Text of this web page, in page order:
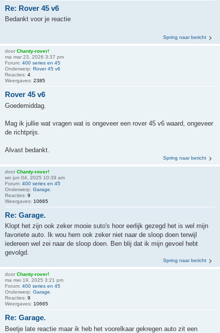
Re: Rover 45 v6
Bedankt voor je reactie
Spring naar bericht
door Chanty-rover!
ma mar 23, 2026 3:37 pm
Forum: 400 series en 45
Onderwerp: Rover 45 v6
Reacties: 4
Weergaves: 2385
Rover 45 v6
Goedemiddag.
Mag ik jullie wat vragen wat is ongeveer een rover 45 v6 waard, ongeveer
de richtprijs.
Alvast bedankt.
Spring naar bericht
door Chanty-rover!
wo jun 04, 2025 10:39 am
Forum: 400 series en 45
Onderwerp: Garage.
Reacties: 9
Weergaves: 10665
Re: Garage.
Klopt het zijn ook zeker mooie suto's hoor eerlijk gezegd het is wel mijn
favoriete auto. Ik wou hem ook zeker niet naar de sloop doen terwijl
iedereen wel zei naar de sloop doen. Ben blij dat ik mijn gevoel hebt
gevolgd.
Spring naar bericht
door Chanty-rover!
ma mei 19, 2025 3:21 pm
Forum: 400 series en 45
Onderwerp: Garage.
Reacties: 9
Weergaves: 10665
Re: Garage.
Beetje late reactie maar ik heb het voorelkaar gekregen auto zit een